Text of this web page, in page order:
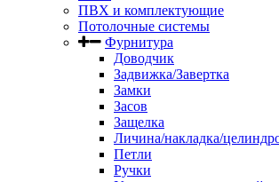
ПВХ и комплектующие
Потолочные системы
Фурнитура
Доводчик
Задвижка/Завертка
Замки
Засов
Защелка
Личина/накладка/
Петли
Ручки